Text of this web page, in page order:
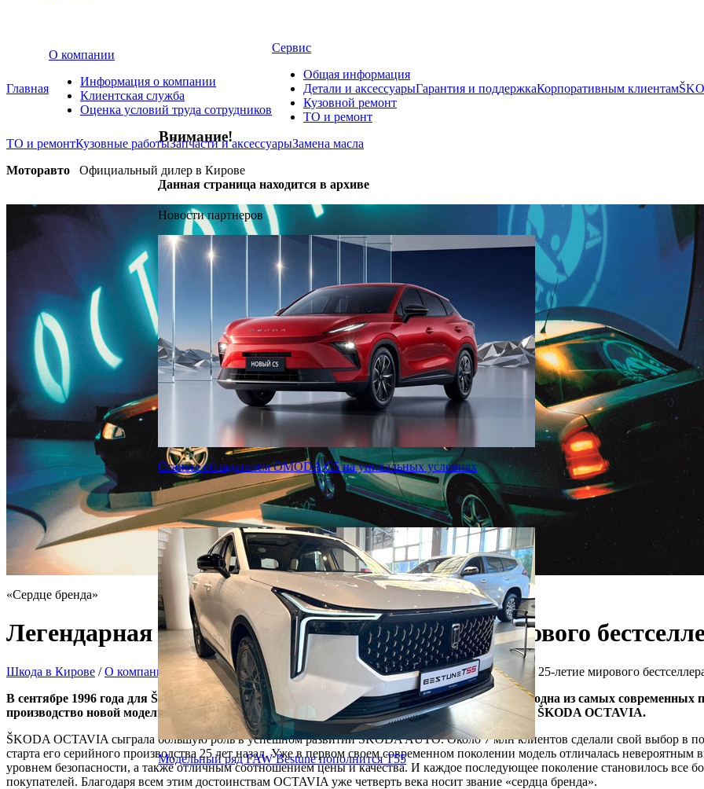
Внимание!
Данная страница находится в архиве
Новости партнеров
Станьте обладателем OMODA C5 на уникальных условиях
Модельный ряд FAW Bestune пополнится T55
Главная
О компании
Информация о компании
Клиентская служба
Оценка условий труда сотрудников
Сервис
Общая информация
Детали и аксессуары
Кузовной ремонт
ТО и ремонт
Гарантия и поддержкаКорпоративным клиентам
ТО и ремонтКузовные работыЗапчасти и аксессуарыЗамена масла
Моторавто
Официальный дилер в Кирове
«Сердце бренда»
Легендарная ŠKODA OCTAVIA: 25-летие мирового
Шкода в Кирове / О компании «Моторавто» / Новости ŠKODA
Легендарная ŠKODA OCTAVIA: 25-летие мирового
В сентябре 1996 года для ŠKODA AUTO началась новая эра. В Млада-Болеславе открылась одна из самых современных
производство новой модели, сыгравшей важную роль в истории компании. Начался выпуск ŠKODA OCTAVIA.
ŠKODA OCTAVIA сыграла большую роль в успешном развитии ŠKODA AUTO. Около 7 млн клиентов сделали свой выбор в
старта его серийного производства 25 лет назад. Уже в первом своем современном поколении модель отличалась
уровнем безопасности, а также отличным соотношением цены и качества. И каждое последующее поколение становилось
покупателей. Благодаря всем этим достоинствам OCTAVIA уже четверть века носит звание «сердца бренда».